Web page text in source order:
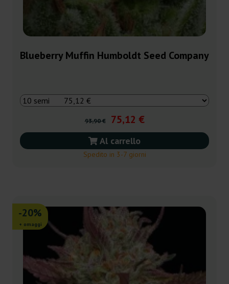
Blueberry Muffin Humboldt Seed Company
93,90 € 75,12 €
Al carrello
Spedito in 3-7 giorni
-20%
+ omaggi